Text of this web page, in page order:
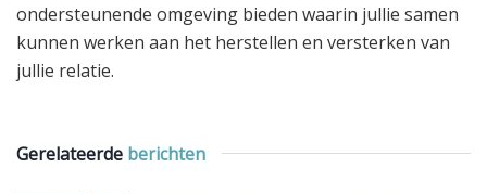
ondersteunende omgeving bieden waarin jullie samen
kunnen werken aan het herstellen en versterken van
jullie relatie.
Gerelateerde berichten